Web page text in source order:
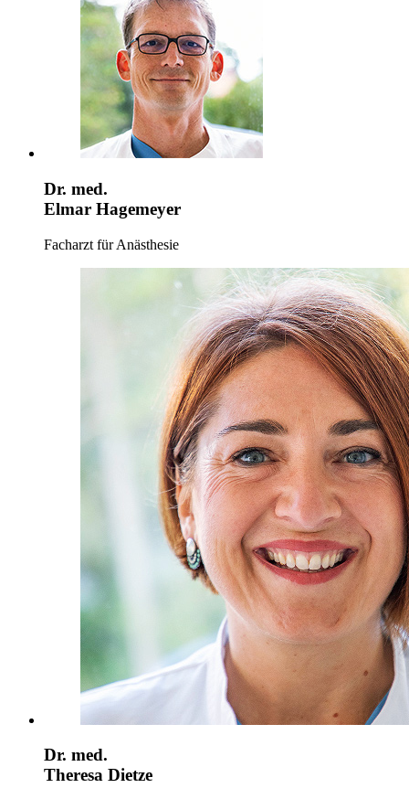
Dr. med.
Elmar Hagemeyer
Facharzt für Anästhesie
Dr. med.
Theresa Dietze